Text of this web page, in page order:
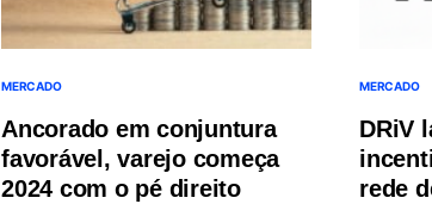
MERCADO
Ancorado em conjuntura
favorável, varejo começa
2024 com o pé direito
MERCADO
DRiV
rede